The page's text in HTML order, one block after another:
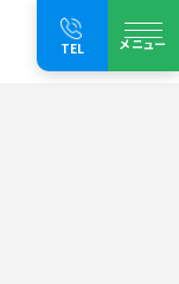
TEL メニュー